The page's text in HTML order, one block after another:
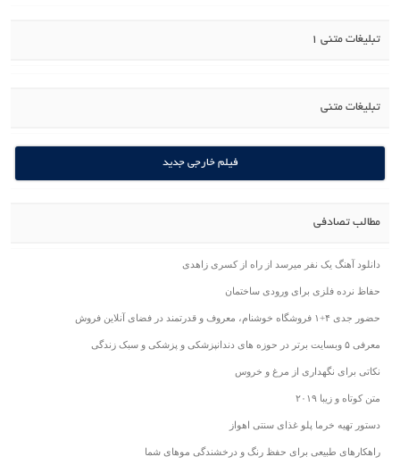
تبلیغات متنی 1
تبلیغات متنی
فیلم خارجی جدید
مطالب تصادفی
دانلود آهنگ یک نفر میرسد از راه از کسری زاهدی
حفاظ نرده فلزی برای ورودی ساختمان
حضور جدی ۴+۱ فروشگاه خوشنام، معروف و قدرتمند در فضای آنلاین فروش
معرفی ۵ وبسایت برتر در حوزه های دندانپزشکی و پزشکی و سبک زندگی
نکاتی برای نگهداری از مرغ و خروس
متن کوتاه و زیبا ۲۰۱۹
دستور تهیه خرما پلو غذای سنتی اهواز
راهکارهای طبیعی برای حفظ رنگ و درخشندگی موهای شما